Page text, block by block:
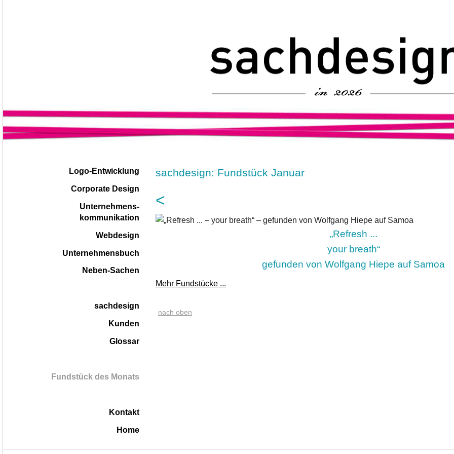
sachdesign: Fundstück Januar
<
„Refresh ...
your breath“
gefunden von Wolfgang Hiepe auf Samoa
Mehr Fundstücke ...
nach oben
Navigation
Logo-Entwicklung
Corporate Design
Unternehmens-
kommunikation
Webdesign
Unternehmensbuch
Neben-Sachen
sachdesign
Kunden
Glossar
Fundstück des Monats
Kontakt
Home